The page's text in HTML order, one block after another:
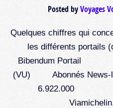
Posted byVoyages
Quelques chiffres qui
les différents portails
Bibendum
(VU) Abonnés